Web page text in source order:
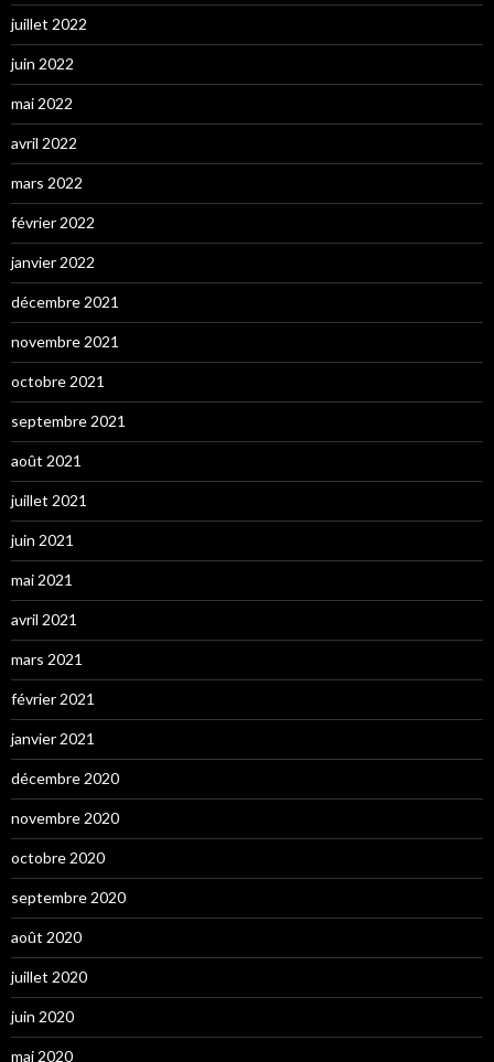
juillet 2022
juin 2022
mai 2022
avril 2022
mars 2022
février 2022
janvier 2022
décembre 2021
novembre 2021
octobre 2021
septembre 2021
août 2021
juillet 2021
juin 2021
mai 2021
avril 2021
mars 2021
février 2021
janvier 2021
décembre 2020
novembre 2020
octobre 2020
septembre 2020
août 2020
juillet 2020
juin 2020
mai 2020